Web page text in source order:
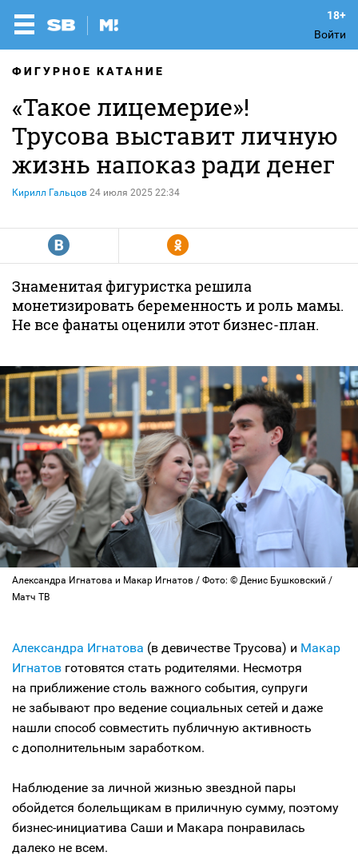
Войти
ФИГУРНОЕ КАТАНИЕ
«Такое лицемерие»!
Трусова выставит личную
жизнь напоказ ради денег
Кирилл Гальцов 24 июля 2025 22:34
R Y
Знаменитая фигуристка решила
монетизировать беременность и роль мамы.
Не все фанаты оценили этот бизнес-план.
Александра Игнатова и Макар Игнатов / Фото: © Денис Бушковский /
Матч ТВ
Александра Игнатова (в девичестве Трусова) и Макар
Игнатов готовятся стать родителями. Несмотря
на приближение столь важного события, супруги
не забывают про ведение социальных сетей и даже
нашли способ совместить публичную активность
с дополнительным заработком.
Наблюдение за личной жизнью звездной пары
обойдется болельщикам в приличную сумму, поэтому
бизнес-инициатива Саши и Макара понравилась
далеко не всем.